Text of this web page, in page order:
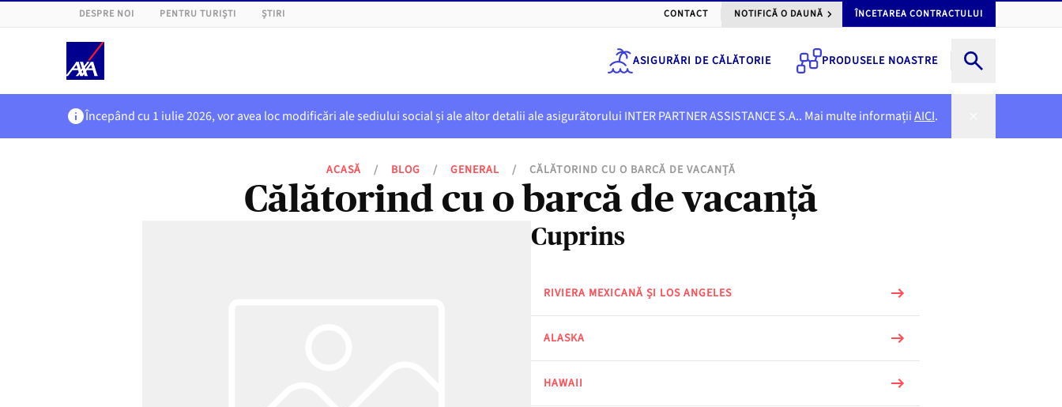
DESPRE NOI PENTRU TURIȘTI ȘTIRI CONTACT NOTIFICĂ O DAUNĂ ÎNCETAREA CONTRACTULUI
ASIGURĂRI DE CĂLĂTORIE PRODUSELE NOASTRE
Începând cu 1 iulie 2026, vor avea loc modificări ale sediului social și ale altor detalii ale asigurătorului INTER PARTNER ASSISTANCE S.A.. Mai multe informațiiAICI.
ACASĂ / BLOG / GENERAL / CĂLĂTORIND CU O BARCĂ DE VACANȚĂ
Călătorind cu o barcă de vacanță
Cuprins
RIVIERA MEXICANĂ ȘI LOS ANGELES
ALASKA
HAWAII